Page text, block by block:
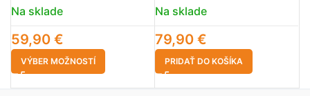
Na sklade
59,90 €
VÝBER MOŽNOSTÍ
Na sklade
79,90 €
PRIDAŤ DO KOŠÍKA